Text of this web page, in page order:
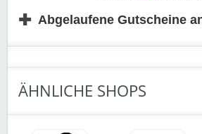
✚ Abgelaufene Gutscheine
ÄHNLICHE SHOPS